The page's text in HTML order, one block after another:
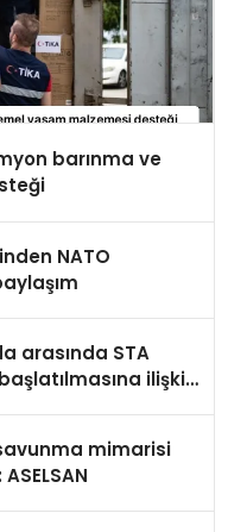
barınma ve
NATO
arasında STA
ilişkin
mimarisi